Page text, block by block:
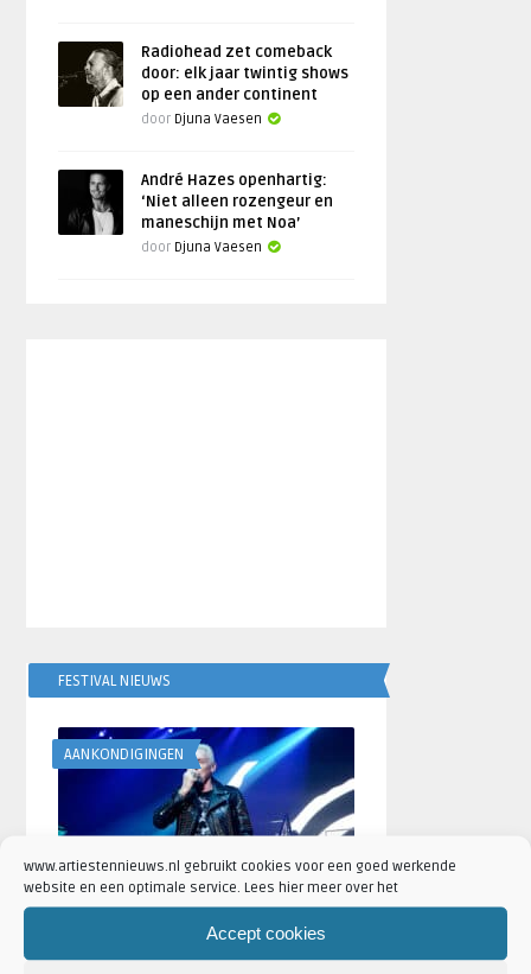
www.artiestennieuws.nl gebruikt cookies voor een goed werkende
website en een optimale service. Lees hier meer over het
Accept cookies
Radiohead zet comeback
door: elk jaar twintig shows
op een ander continent
door Djuna Vaesen
André Hazes openhartig:
‘Niet alleen rozengeur en
maneschijn met Noa’
door Djuna Vaesen
FESTIVAL NIEUWS
AANKONDIGINGEN
Scooter naar Ziggo Dome tijdens
ADE 2026: ‘Scooter Crushes ADE’
Geschreven doorArtiesten Nieuws